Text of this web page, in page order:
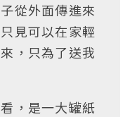
從外面傳進來
見可以在家輕
，只為了送我
，是一大罐紙